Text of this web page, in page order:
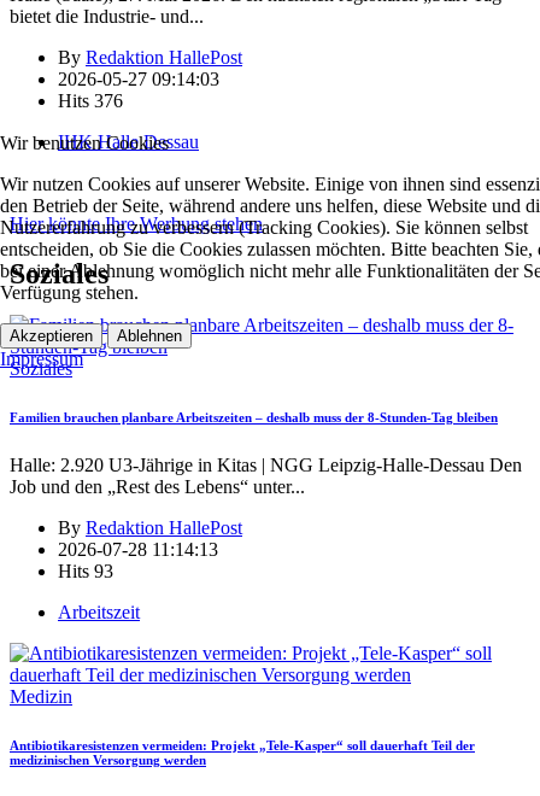
bietet die Industrie- und...
By Redaktion HallePost
2026-05-27 09:14:03
Hits 376
IHK Halle Dessau
Hier könnte Ihre Werbung stehen
Soziales
Soziales
Familien brauchen planbare Arbeitszeiten – deshalb muss der 8-Stunden-Tag bleiben
Halle: 2.920 U3-Jährige in Kitas | NGG Leipzig-Halle-Dessau Den
Job und den „Rest des Lebens“ unter...
By Redaktion HallePost
2026-07-28 11:14:13
Hits 93
Arbeitszeit
Medizin
Antibiotikaresistenzen vermeiden: Projekt „Tele-Kasper“ soll dauerhaft Teil der
medizinischen Versorgung werden
Wir benutzen Cookies
Wir nutzen Cookies auf unserer Website. Einige von ihnen sind
den Betrieb der Seite, während andere uns helfen, diese Website und
Nutzererfahrung zu verbessern (Tracking Cookies). Sie können selbst
entscheiden, ob Sie die Cookies zulassen möchten. Bitte beachten Sie,
bei einer Ablehnung womöglich nicht mehr alle Funktionalitäten der
Verfügung stehen.
Akzeptieren Ablehnen
Impressum